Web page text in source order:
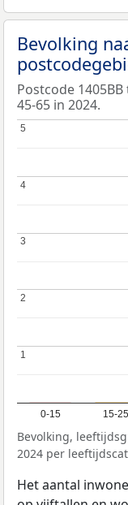
Bevolking
Postcode
45-65 in 2024.
0-15 15-25
11
2
2
3
3
4
4
5
5
Bevolking,
2024 per
Het aantal